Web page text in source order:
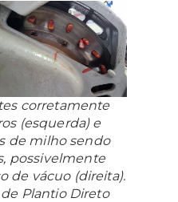
corretamente
(esquerda) e
de milho sendo
possivelmente
de vácuo (direita).
Plantio Direto